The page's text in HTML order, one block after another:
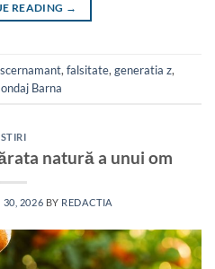
READING →
, falsitate, generatia z,
Barna
STIRI
natură a unui om
30, 2026 BY REDACTIA